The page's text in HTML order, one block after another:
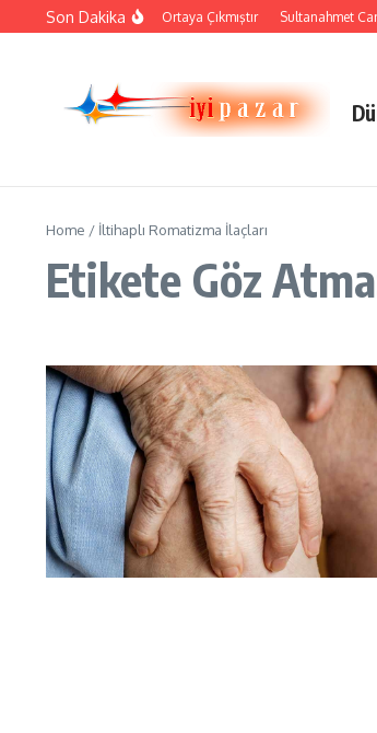
İçeriğe atlaSon Dakika
Çini Sanatı Nasıl Ortaya Çıkmıştır Sultanahmet
Home / İltihaplı Romatizma İlaçları
Etikete Göz